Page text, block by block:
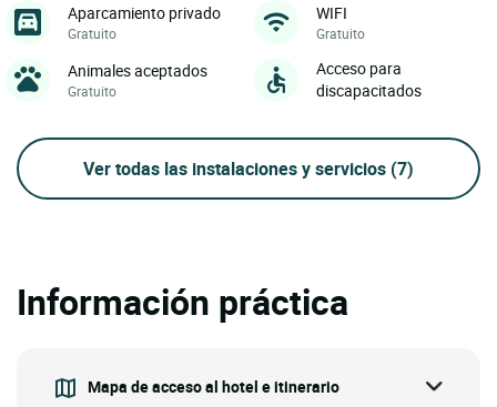
Aparcamiento privado
Gratuito
WIFI
Gratuito
Animales aceptados
Gratuito
Acceso para
discapacitados
Ver todas las instalaciones y servicios (7)
Información práctica
Mapa de acceso al hotel e itinerario